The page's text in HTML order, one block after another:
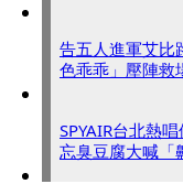
告五人進軍艾
色乖乖」壓陣救
SPYAIR台北熱
忘臭豆腐大喊「